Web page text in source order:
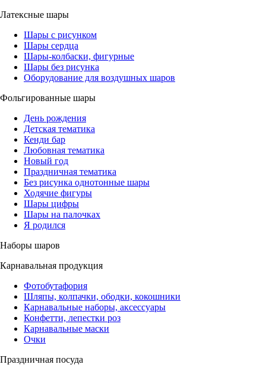
Латексные шары
Шары с рисунком
Шары сердца
Шары-колбаски, фигурные
Шары без рисунка
Оборудование для воздушных шаров
Фольгированные шары
День рождения
Детская тематика
Кенди бар
Любовная тематика
Новый год
Праздничная тематика
Без рисунка однотонные шары
Ходячие фигуры
Шары цифры
Шары на палочках
Я родился
Наборы шаров
Карнавальная продукция
Фотобутафория
Шляпы, колпачки, ободки, кокошники
Карнавальные наборы, аксессуары
Конфетти, лепестки роз
Карнавальные маски
Очки
Праздничная посуда